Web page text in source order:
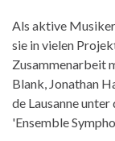
Als aktive
sie in vielen
Zusammenarbeit
Blank, Jonathan
de Lausanne
'Ensemble